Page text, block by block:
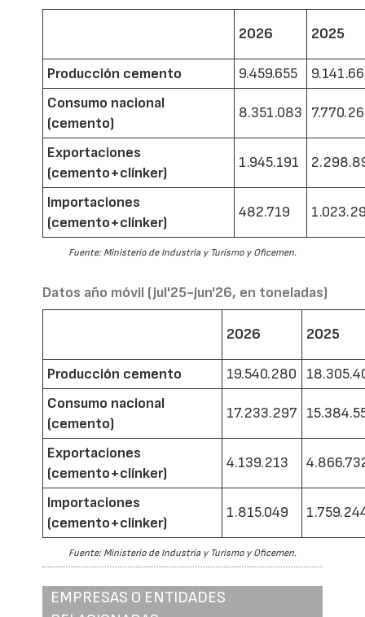
2026 2025
Producción cemento 9.459.655
Consumo nacional
(cemento)
8.351.083
Exportaciones
(cemento+clínker)
1.945.191
Importaciones
(cemento+clínker)
482.719
Fuente: Ministerio de Industria y Turismo y Oficemen.
Datos año móvil (jul'25-jun'26, en toneladas)
2026 2025
Producción cemento 19.540.280
Consumo nacional
(cemento)
17.233.297
Exportaciones
(cemento+clínker)
4.139.213
Importaciones
(cemento+clínker)
1.815.049
Fuente: Ministerio de Industria y Turismo y Oficemen.
EMPRESAS O ENTIDADES